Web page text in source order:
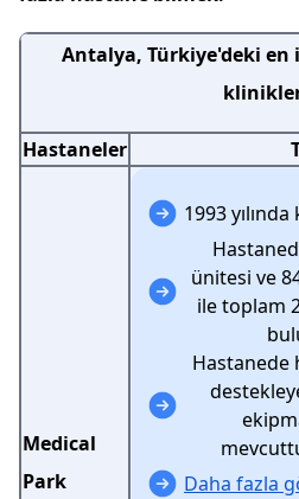
Antalya, Türkiye'deki en
Hastaneler
Medical
Park
1993
ünitesi ve
ile toplam
Hastanede
Daha fazla